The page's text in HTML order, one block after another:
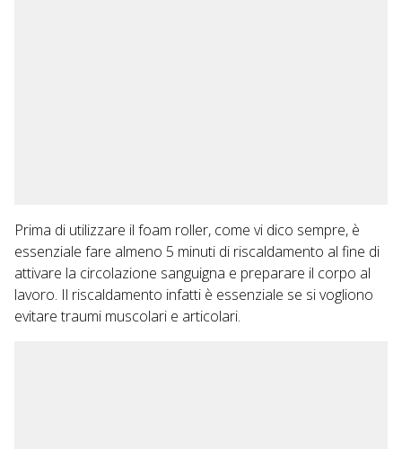
Prima di utilizzare il foam roller, come vi dico sempre, è
essenziale fare almeno 5 minuti di riscaldamento al fine di
attivare la circolazione sanguigna e preparare il corpo al
lavoro. Il riscaldamento infatti è essenziale se si vogliono
evitare traumi muscolari e articolari.